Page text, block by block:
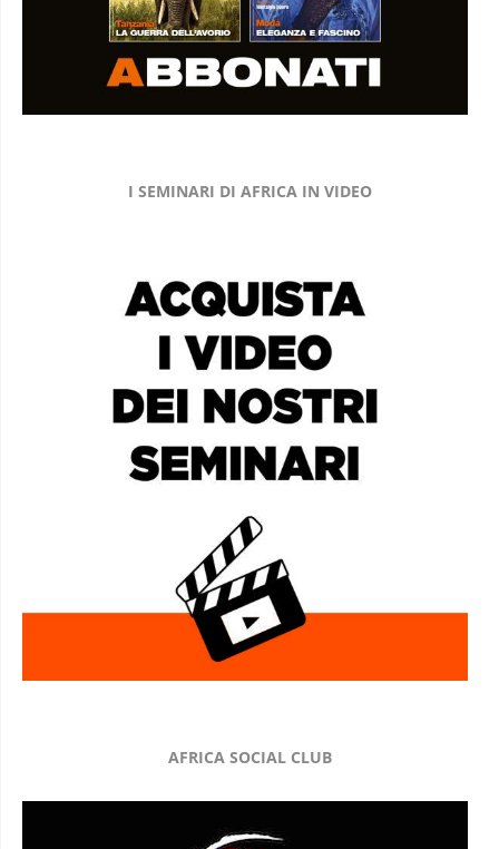
I SEMINARI DI AFRICA IN VIDEO
AFRICA SOCIAL CLUB